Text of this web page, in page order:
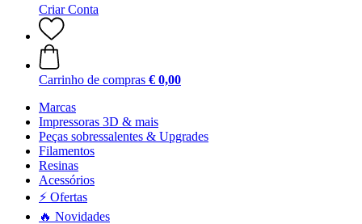
Criar Conta
Carrinho de compras € 0,00
Marcas
Impressoras 3D & mais
Peças sobressalentes & Upgrades
Filamentos
Resinas
Acessórios
⚡ Ofertas
🔥 Novidades